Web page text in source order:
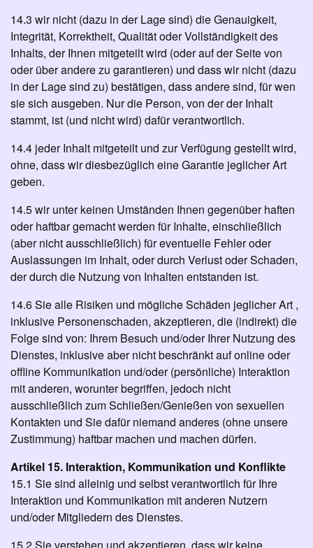
14.3 wir nicht (dazu in der Lage sind) die Genauigkeit,
Integrität, Korrektheit, Qualität oder Vollständigkeit des
Inhalts, der Ihnen mitgeteilt wird (oder auf der Seite von
oder über andere zu garantieren) und dass wir nicht (dazu
in der Lage sind zu) bestätigen, dass andere sind, für wen
sie sich ausgeben. Nur die Person, von der der Inhalt
stammt, ist (und nicht wird) dafür verantwortlich.
14.4 jeder Inhalt mitgeteilt und zur Verfügung gestellt wird,
ohne, dass wir diesbezüglich eine Garantie jeglicher Art
geben.
14.5 wir unter keinen Umständen Ihnen gegenüber haften
oder haftbar gemacht werden für Inhalte, einschließlich
(aber nicht ausschließlich) für eventuelle Fehler oder
Auslassungen im Inhalt, oder durch Verlust oder Schaden,
der durch die Nutzung von Inhalten entstanden ist.
14.6 Sie alle Risiken und mögliche Schäden jeglicher Art ,
inklusive Personenschaden, akzeptieren, die (indirekt) die
Folge sind von: Ihrem Besuch und/oder Ihrer Nutzung des
Dienstes, inklusive aber nicht beschränkt auf online oder
offline Kommunikation und/oder (persönliche) Interaktion
mit anderen, worunter begriffen, jedoch nicht
ausschließlich zum Schließen/Genießen von sexuellen
Kontakten und Sie dafür niemand anderes (ohne unsere
Zustimmung) haftbar machen und machen dürfen.
Artikel 15. Interaktion, Kommunikation und Konflikte
15.1 Sie sind alleinig und selbst verantwortlich für Ihre
Interaktion und Kommunikation mit anderen Nutzern
und/oder Mitgliedern des Dienstes.